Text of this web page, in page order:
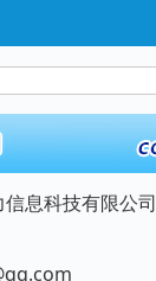
息科技有限公司